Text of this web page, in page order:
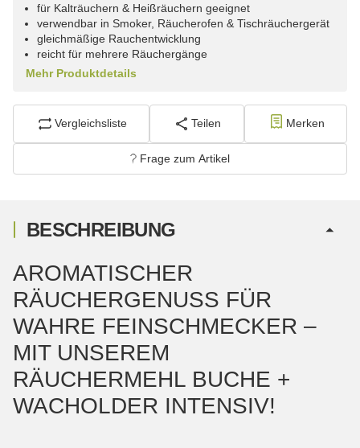
für Kalträuchern & Heißräuchern geeignet
verwendbar in Smoker, Räucherofen & Tischräuchergerät
gleichmäßige Rauchentwicklung
reicht für mehrere Räuchergänge
Mehr Produktdetails
Vergleichsliste Teilen Merken
Frage zum Artikel
BESCHREIBUNG
AROMATISCHER
RÄUCHERGENUSS FÜR
WAHRE FEINSCHMECKER –
MIT UNSEREM
RÄUCHERMEHL BUCHE +
WACHOLDER INTENSIV!